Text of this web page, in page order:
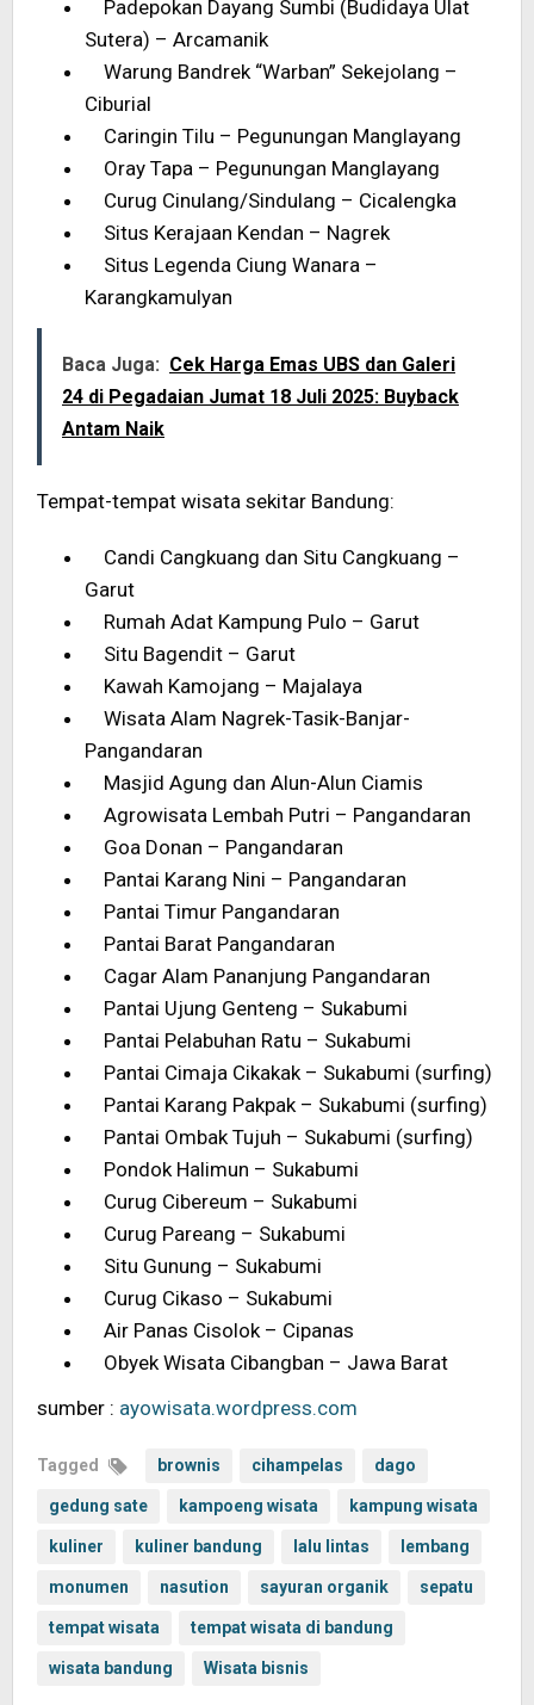
Padepokan Dayang Sumbi (Budidaya Ulat
Sutera) – Arcamanik
Warung Bandrek “Warban” Sekejolang –
Ciburial
Caringin Tilu – Pegunungan Manglayang
Oray Tapa – Pegunungan Manglayang
Curug Cinulang/Sindulang – Cicalengka
Situs Kerajaan Kendan – Nagrek
Situs Legenda Ciung Wanara –
Karangkamulyan
Baca Juga: Cek Harga Emas UBS dan Galeri
24 di Pegadaian Jumat 18 Juli 2025: Buyback
Antam Naik
Tempat-tempat wisata sekitar Bandung:
Candi Cangkuang dan Situ Cangkuang –
Garut
Rumah Adat Kampung Pulo – Garut
Situ Bagendit – Garut
Kawah Kamojang – Majalaya
Wisata Alam Nagrek-Tasik-Banjar-
Pangandaran
Masjid Agung dan Alun-Alun Ciamis
Agrowisata Lembah Putri – Pangandaran
Goa Donan – Pangandaran
Pantai Karang Nini – Pangandaran
Pantai Timur Pangandaran
Pantai Barat Pangandaran
Cagar Alam Pananjung Pangandaran
Pantai Ujung Genteng – Sukabumi
Pantai Pelabuhan Ratu – Sukabumi
Pantai Cimaja Cikakak – Sukabumi (surfing)
Pantai Karang Pakpak – Sukabumi (surfing)
Pantai Ombak Tujuh – Sukabumi (surfing)
Pondok Halimun – Sukabumi
Curug Cibereum – Sukabumi
Curug Pareang – Sukabumi
Situ Gunung – Sukabumi
Curug Cikaso – Sukabumi
Air Panas Cisolok – Cipanas
Obyek Wisata Cibangban – Jawa Barat
sumber : ayowisata.wordpress.com
Tagged brownis cihampelas dago
gedung sate kampoeng wisata kampung wisata
kuliner kuliner bandung lalu lintas lembang
monumen nasution sayuran organik sepatu
tempat wisata tempat wisata di bandung
wisata bandung Wisata bisnis